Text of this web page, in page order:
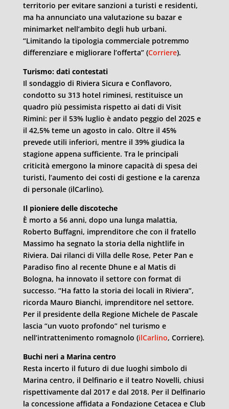
territorio per evitare sanzioni a turisti e residenti,
ma ha annunciato una valutazione su bazar e
minimarket nell’ambito degli hub urbani.
“Limitando la tipologia commerciale potremmo
differenziare e migliorare l’offerta” (Corriere).
Turismo: dati contestati
Il sondaggio di Riviera Sicura e Conflavoro,
condotto su 313 hotel riminesi, restituisce un
quadro più pessimista rispetto ai dati di Visit
Rimini: per il 53% luglio è andato peggio del 2025 e
il 42,5% teme un agosto in calo. Oltre il 45%
prevede utili inferiori, mentre il 39% giudica la
stagione appena sufficiente. Tra le principali
criticità emergono la minore capacità di spesa dei
turisti, l’aumento dei costi di gestione e la carenza
di personale (ilCarlino).
Il pioniere delle discoteche
È morto a 56 anni, dopo una lunga malattia,
Roberto Buffagni, imprenditore che con il fratello
Massimo ha segnato la storia della nightlife in
Riviera. Dai rilanci di Villa delle Rose, Peter Pan e
Paradiso fino al recente Dhune e al Matis di
Bologna, ha innovato il settore con format di
successo. “Ha fatto la storia dei locali in Riviera”,
ricorda Mauro Bianchi, imprenditore nel settore.
Per il presidente della Regione Michele de Pascale
lascia “un vuoto profondo” nel turismo e
nell’intrattenimento romagnolo (ilCarlino, Corriere).
Buchi neri a Marina centro
Resta incerto il futuro di due luoghi simbolo di
Marina centro, il Delfinario e il teatro Novelli, chiusi
rispettivamente dal 2017 e dal 2018. Per il Delfinario
la concessione affidata a Fondazione Cetacea e Club